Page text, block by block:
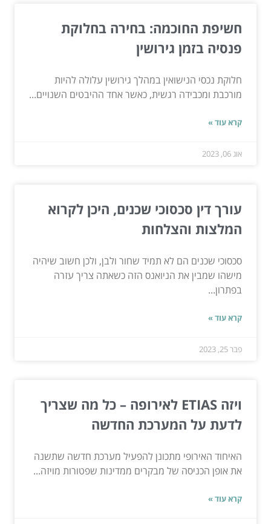
חשיפת החוכמה: בחירה בחלוקת
פנסיה בזמן גירושין
חלוקת נכסי הנישואין במהלך גירושין עלולה להיות
מורכבת ומכבידה רגשית, כאשר אחד ההיבטים השנויים...
קרא עוד »
אוג 06, 2023
עורך דין סכסוכי שכנים, היכן לקרוא
המלצות והצלחות
סכסוכי שכנים הם לא תמיד שחור ולבן, ולכן חשוב שיהיה
מישהו שמבין את הניואנס הזה כשאתה צריך עזרה
בפתרון...
קרא עוד »
פבר 25, 2023
ויזה ETIAS לאירופה – כל מה שצריך
לדעת על המערכת החדשה
האיחוד האירופי מתכונן להפעיל מערכת חדשה שתשנה
את אופן הכניסה של מבקרים ממדינות שפטורות מויזה...
קרא עוד »